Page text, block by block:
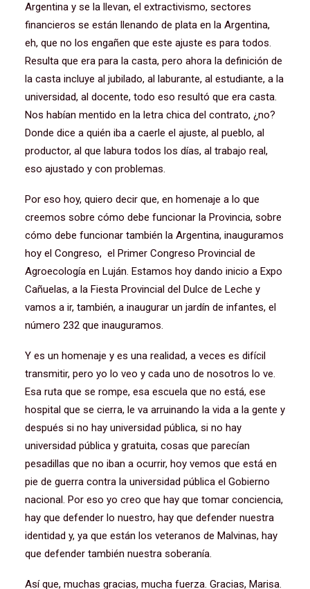
Argentina y se la llevan, el extractivismo, sectores
financieros se están llenando de plata en la Argentina,
eh, que no los engañen que este ajuste es para todos.
Resulta que era para la casta, pero ahora la definición de
la casta incluye al jubilado, al laburante, al estudiante, a la
universidad, al docente, todo eso resultó que era casta.
Nos habían mentido en la letra chica del contrato, ¿no?
Donde dice a quién iba a caerle el ajuste, al pueblo, al
productor, al que labura todos los días, al trabajo real,
eso ajustado y con problemas.
Por eso hoy, quiero decir que, en homenaje a lo que
creemos sobre cómo debe funcionar la Provincia, sobre
cómo debe funcionar también la Argentina, inauguramos
hoy el Congreso, el Primer Congreso Provincial de
Agroecología en Luján. Estamos hoy dando inicio a Expo
Cañuelas, a la Fiesta Provincial del Dulce de Leche y
vamos a ir, también, a inaugurar un jardín de infantes, el
número 232 que inauguramos.
Y es un homenaje y es una realidad, a veces es difícil
transmitir, pero yo lo veo y cada uno de nosotros lo ve.
Esa ruta que se rompe, esa escuela que no está, ese
hospital que se cierra, le va arruinando la vida a la gente y
después si no hay universidad pública, si no hay
universidad pública y gratuita, cosas que parecían
pesadillas que no iban a ocurrir, hoy vemos que está en
pie de guerra contra la universidad pública el Gobierno
nacional. Por eso yo creo que hay que tomar conciencia,
hay que defender lo nuestro, hay que defender nuestra
identidad y, ya que están los veteranos de Malvinas, hay
que defender también nuestra soberanía.
Así que, muchas gracias, mucha fuerza. Gracias, Marisa.